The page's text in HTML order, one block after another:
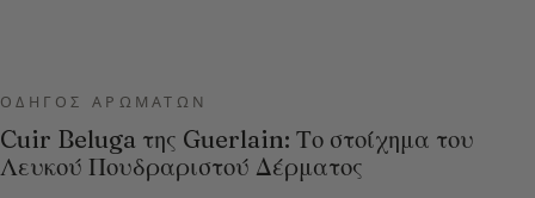
ΟΔΗΓΌΣ ΑΡΩΜΆΤΩΝ
Cuir Beluga της Guerlain: Το στοίχημα του
Λευκού Πουδραριστού Δέρματος